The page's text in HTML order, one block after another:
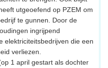
utgeoefend op PZEM om
te gunnen. Door de
ingrijpend
elektriciteitsbedrijven die een
verliezen.
1 april gestart als dochter